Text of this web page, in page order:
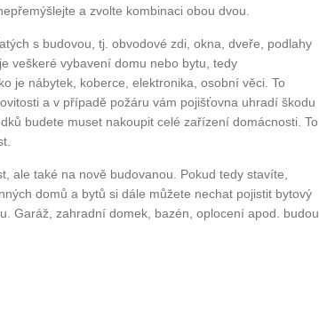
a zvolte kombinaci obou dvou.
s budovou, tj. obvodové zdi, okna, dveře, podlahy
veškeré vybavení domu nebo bytu, tedy
je nábytek, koberce, elektronika, osobní věci. To
a v případě požáru vám pojišťovna uhradí škodu
budete muset nakoupit celé zařízení domácnosti. To
ale také na nově budovanou. Pokud tedy stavíte,
domů a bytů si dále můžete nechat pojistit bytový
Garáž, zahradní domek, bazén, oplocení apod. budou